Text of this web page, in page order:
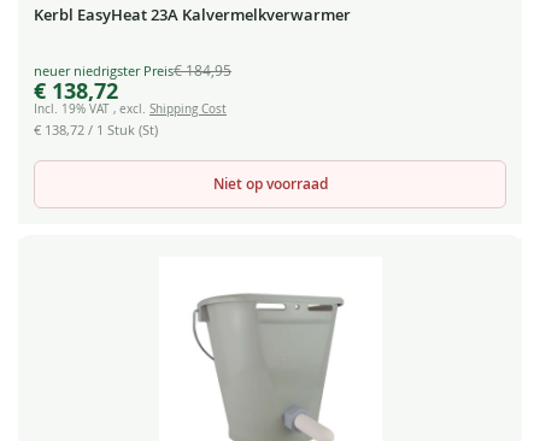
Kerbl EasyHeat 23A Kalvermelkverwarmer
Special
Price
€ 138,72
€ 184,95
Incl. 19% VAT , excl. Shipping Cost
€ 138,72 / 1 Stuk (St)
Niet op voorraad